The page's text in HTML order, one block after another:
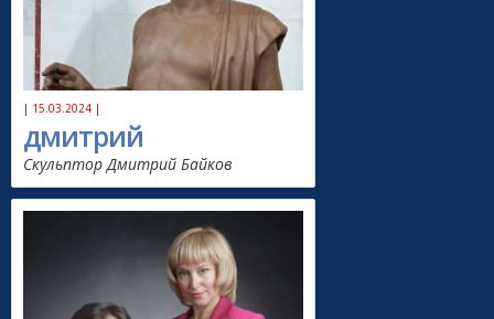
| 15.03.2024 |
дмитрий
Скульптор Дмитрий Байков